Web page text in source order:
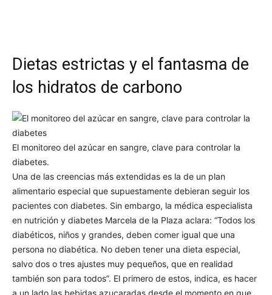
Dietas estrictas y el fantasma de
los hidratos de carbono
El monitoreo del azúcar en sangre, clave para controlar la
diabetes.
Una de las creencias más extendidas es la de un plan
alimentario especial que supuestamente debieran seguir los
pacientes con diabetes. Sin embargo, la médica especialista
en nutrición y diabetes Marcela de la Plaza aclara: “Todos los
diabéticos, niños y grandes, deben comer igual que una
persona no diabética. No deben tener una dieta especial,
salvo dos o tres ajustes muy pequeños, que en realidad
también son para todos”. El primero de estos, indica, es hacer
a un lado las bebidas azucaradas desde el momento en que